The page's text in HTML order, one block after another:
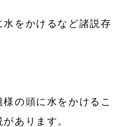
をかけるなど諸説存
の頭に水をかけるこ
あります。